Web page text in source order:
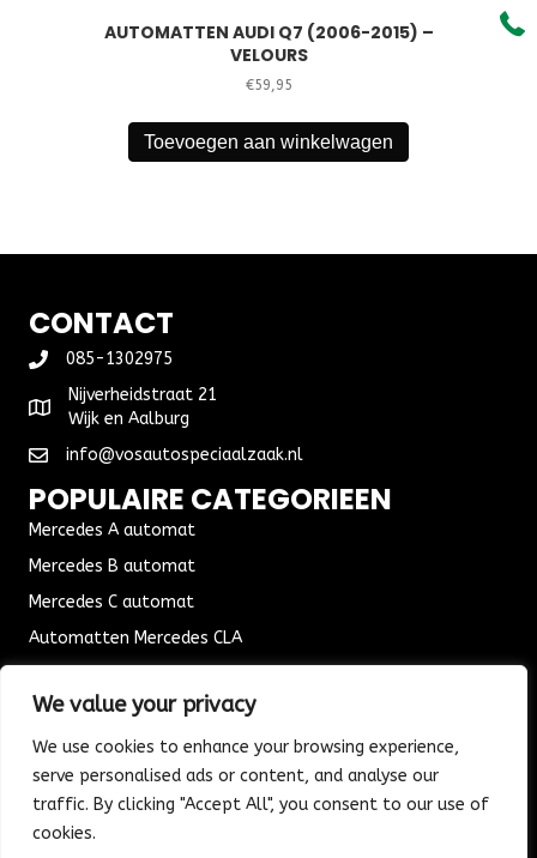
We value your privacy
We use cookies to enhance your browsing experience,
serve personalised ads or content, and analyse our
traffic. By clicking "Accept All", you consent to our use of
cookies.
AUTOMATTEN AUDI Q7 (2006-2015) –
VELOURS
€59,95
Toevoegen aan winkelwagen
CONTACT
085-1302975
Nijverheidstraat 21
Wijk en Aalburg
info@vosautospeciaalzaak.nl
POPULAIRE CATEGORIEEN
Mercedes A automat
Mercedes B automat
Mercedes C automat
Automatten Mercedes CLA
ALGEMENE VOORWAARDEN
Algemene voorwaarden
Verzending & Bezorging
Retouren & Ruilen